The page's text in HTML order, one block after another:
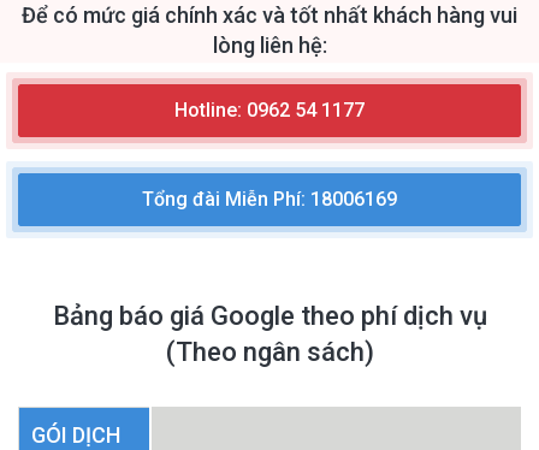
Để có mức giá chính xác và tốt nhất khách hàng vui
lòng liên hệ:
Hotline: 0962 54 1177
Tổng đài Miễn Phí: 18006169
Bảng báo giá Google theo phí dịch vụ
(Theo ngân sách)
GÓI DỊCH